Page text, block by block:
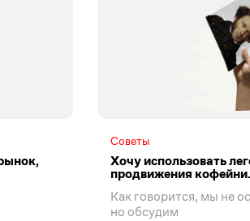
Советы
Хочу использовать
продвижения
Как говорится, мы не
но обсудим